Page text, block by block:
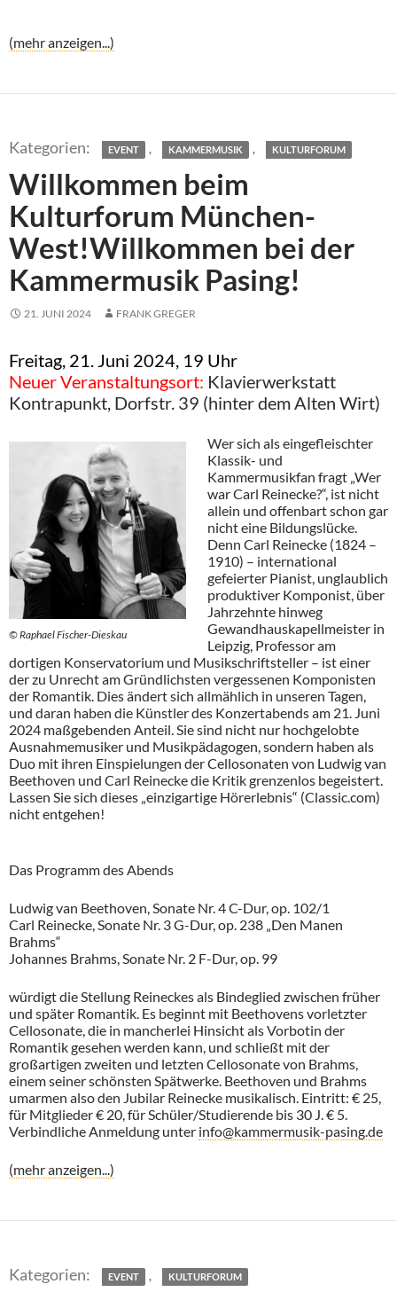
(mehr anzeigen...)
EVENT , KAMMERMUSIK , KULTURFORUM
Willkommen beim
Kulturforum München-
West!Willkommen bei der
Kammermusik Pasing!
21. JUNI 2024 FRANK GREGER
Freitag, 21. Juni 2024, 19 Uhr
Neuer Veranstaltungsort: Klavierwerkstatt
Kontrapunkt, Dorfstr. 39 (hinter dem Alten Wirt)
© Raphael Fischer-Dieskau
Wer sich als eingefleischter
Klassik- und
Kammermusikfan fragt „Wer
war Carl Reinecke?“, ist nicht
allein und offenbart schon gar
nicht eine Bildungslücke.
Denn Carl Reinecke (1824 –
1910) – international
gefeierter Pianist, unglaublich
produktiver Komponist, über
Jahrzehnte hinweg
Gewandhauskapellmeister in
Leipzig, Professor am
dortigen Konservatorium und Musikschriftsteller – ist einer
der zu Unrecht am Gründlichsten vergessenen Komponisten
der Romantik. Dies ändert sich allmählich in unseren Tagen,
und daran haben die Künstler des Konzertabends am 21. Juni
2024 maßgebenden Anteil. Sie sind nicht nur hochgelobte
Ausnahmemusiker und Musikpädagogen, sondern haben als
Duo mit ihren Einspielungen der Cellosonaten von Ludwig van
Beethoven und Carl Reinecke die Kritik grenzenlos begeistert.
Lassen Sie sich dieses „einzigartige Hörerlebnis“ (Classic.com)
nicht entgehen!
Das Programm des Abends
Ludwig van Beethoven, Sonate Nr. 4 C-Dur, op. 102/1
Carl Reinecke, Sonate Nr. 3 G-Dur, op. 238 „Den Manen
Brahms“
Johannes Brahms, Sonate Nr. 2 F-Dur, op. 99
würdigt die Stellung Reineckes als Bindeglied zwischen früher
und später Romantik. Es beginnt mit Beethovens vorletzter
Cellosonate, die in mancherlei Hinsicht als Vorbotin der
Romantik gesehen werden kann, und schließt mit der
großartigen zweiten und letzten Cellosonate von Brahms,
einem seiner schönsten Spätwerke. Beethoven und Brahms
umarmen also den Jubilar Reinecke musikalisch. Eintritt: € 25,
für Mitglieder € 20, für Schüler/Studierende bis 30 J. € 5.
Verbindliche Anmeldung unter info@kammermusik-pasing.de
(mehr anzeigen...)
EVENT , KULTURFORUM